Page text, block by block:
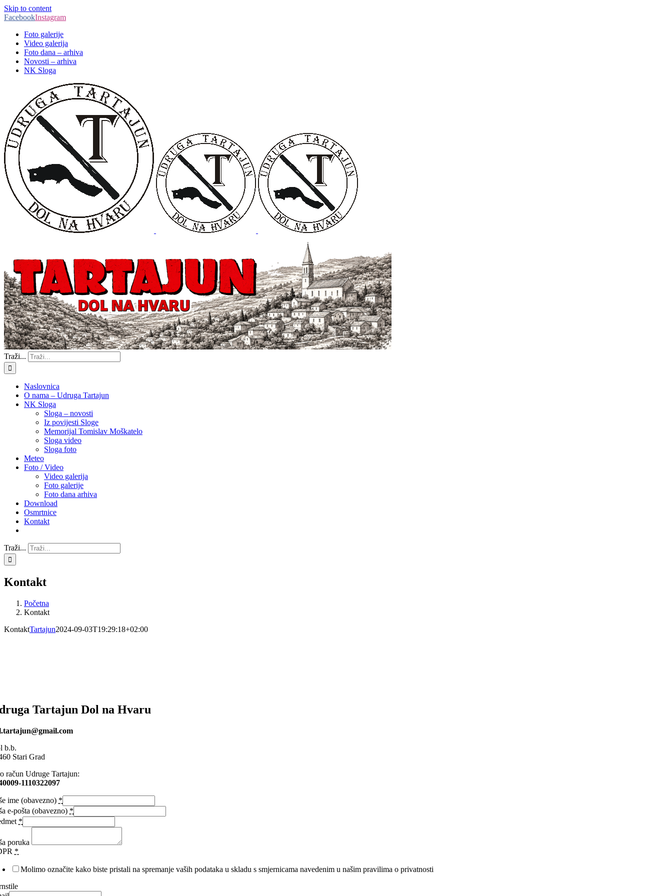
Skip to content
FacebookInstagram
Foto galerije
Video galerija
Foto dana – arhiva
Novosti – arhiva
NK Sloga
Traži...
Naslovnica
O nama – Udruga Tartajun
NK Sloga
Sloga – novosti
Iz povijesti Sloge
Memorijal Tomislav Moškatelo
Sloga video
Sloga foto
Meteo
Foto / Video
Video galerija
Foto galerije
Foto dana arhiva
Download
Osmrtnice
Kontakt
Traži...
Kontakt
Početna
Kontakt
KontaktTartajun2024-09-03T19:29:18+02:00
Tartajun Dol na Hvaru
b.b.
Stari Grad
račun Udruge Tartajun:
1110322097
ime (obavezno) *
e-pošta (obavezno) *
*
poruka
*
Molimo označite kako biste pristali na spremanje vaših podataka u skladu s smjernicama navedenim u našim pravilima o privatnosti